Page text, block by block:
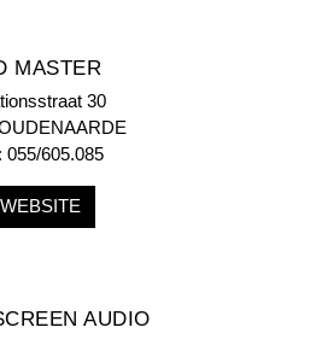
MASTER
30
055/605.085
WEBSITE
AUDIO